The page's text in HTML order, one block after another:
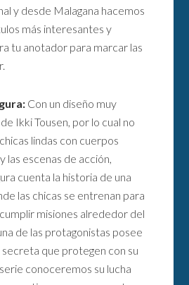
y desde Malagana hacemos
más interesantes y
tu anotador para marcar las
Con un diseño muy
Ikki Tousen, por lo cual no
lindas con cuerpos
las escenas de acción,
cuenta la historia de una
las chicas se entrenan para
misiones alrededor del
de las protagonistas posee
secreta que protegen con su
conoceremos su lucha